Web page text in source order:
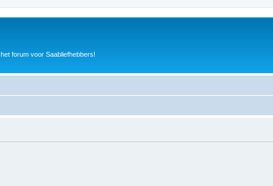
het forum voor Saabliefhebbers!